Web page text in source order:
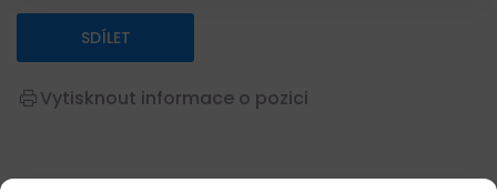
SDÍLET
Vytisknout informace o pozici